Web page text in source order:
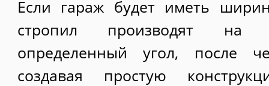
Если гараж будет иметь
стропил производят на
определенный угол, после
создавая простую